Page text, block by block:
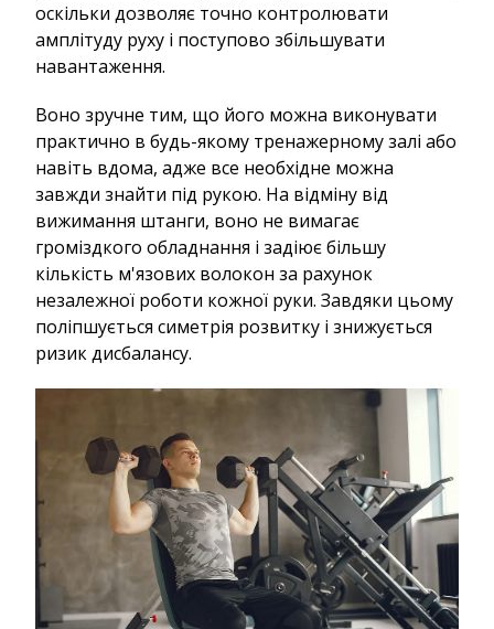
оскільки дозволяє точно контролювати
амплітуду руху і поступово збільшувати
навантаження.
Воно зручне тим, що його можна виконувати
практично в будь-якому тренажерному залі або
навіть вдома, адже все необхідне можна
завжди знайти під рукою. На відміну від
вижимання штанги, воно не вимагає
громіздкого обладнання і задіює більшу
кількість м'язових волокон за рахунок
незалежної роботи кожної руки. Завдяки цьому
поліпшується симетрія розвитку і знижується
ризик дисбалансу.